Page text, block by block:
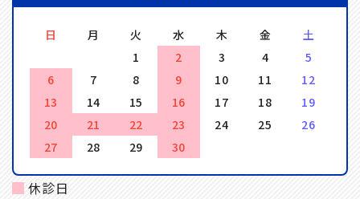
日 月 火 水 木 金
土
1
2 3 4
5
6
7 8 9 10 11
12
13
14 15 16 17 18
19
20
21 22 23 24 25
26
27
28 29 30
休診日